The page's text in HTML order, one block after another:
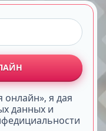
онлайн», я дая
данных и